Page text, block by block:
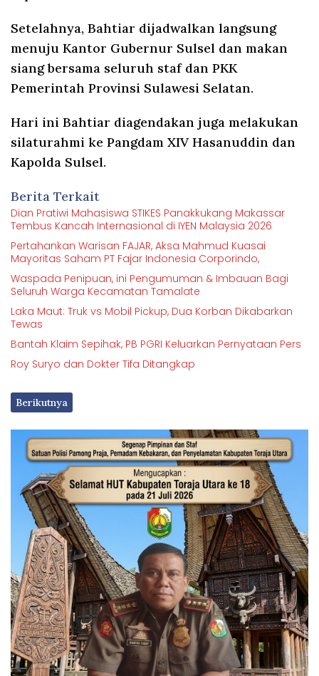
Setelahnya, Bahtiar dijadwalkan langsung
menuju Kantor Gubernur Sulsel dan makan
siang bersama seluruh staf dan PKK
Pemerintah Provinsi Sulawesi Selatan.
Hari ini Bahtiar diagendakan juga melakukan
silaturahmi ke Pangdam XIV Hasanuddin dan
Kapolda Sulsel.
Berita Terkait
Dian Pratiwi Mahasiswa STIKES Panakkukang Makassar
Tembus Kancah Internasional di IYEN Malaysia 2026
Pertahankan Warisan FAJAR, Aksa Mahmud Kuasai
Mayoritas Saham PT Fajar Indonesia Corporindo,
Waspada Penipuan, ini Pengumuman & Imbauan Bagi
Seluruh Warga Kecamatan Tamalate
Laka Maut: Truk vs Mobil Pickup, Dua Korban Dikabarkan
Tewas
Bantah Klaim Sepihak, PB PGRI Keluarkan Pernyataan Pers
Roy Suryo dan Dokter Tifa Ditangkap
Berikutnya